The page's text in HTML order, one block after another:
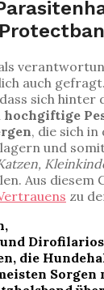
auch
sich hinter
hochgiftige
, die sich
und
Aus diesem
zu
die
Sorgen